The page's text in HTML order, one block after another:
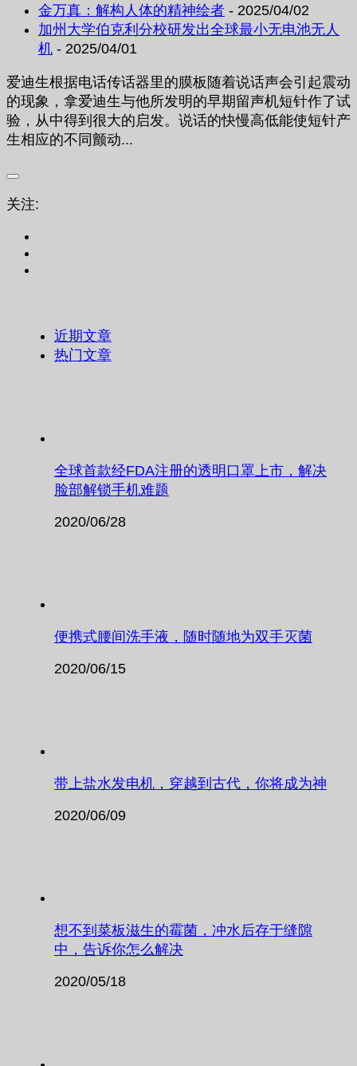
金万真：解构人体的精神绘者 - 2025/04/02
加州大学伯克利分校研发出全球最小无电池无人
机 - 2025/04/01
爱迪生根据电话传话器里的膜板随着说话声会引起震动
的现象，拿爱迪生与他所发明的早期留声机短针作了试
验，从中得到很大的启发。说话的快慢高低能使短针产
生相应的不同颤动...
关注:
近期文章
热门文章
全球首款经FDA注册的透明口罩上市，解决
脸部解锁手机难题
2020/06/28
便携式腰间洗手液，随时随地为双手灭菌
2020/06/15
带上盐水发电机，穿越到古代，你将成为神
2020/06/09
想不到菜板滋生的霉菌，冲水后存于缝隙
中，告诉你怎么解决
2020/05/18